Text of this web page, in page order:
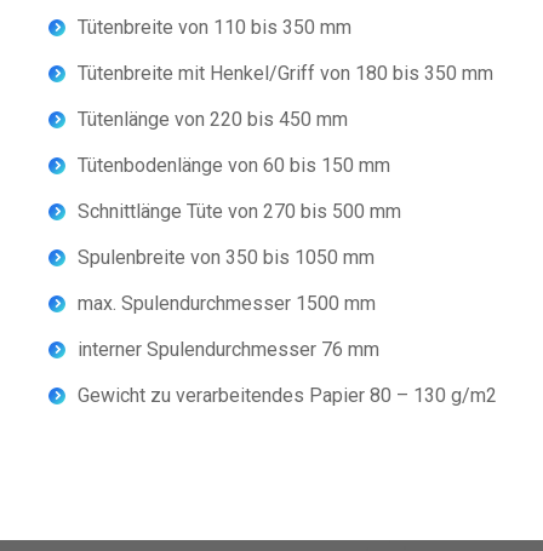
Tütenbreite von 110 bis 350 mm
Tütenbreite mit Henkel/Griff von 180 bis 350 mm
Tütenlänge von 220 bis 450 mm
Tütenbodenlänge von 60 bis 150 mm
Schnittlänge Tüte von 270 bis 500 mm
Spulenbreite von 350 bis 1050 mm
max. Spulendurchmesser 1500 mm
interner Spulendurchmesser 76 mm
Gewicht zu verarbeitendes Papier 80 – 130 g/m2